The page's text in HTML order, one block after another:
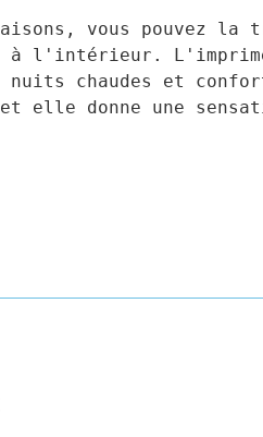
vous pouvez la
à l'intérieur.
chaudes et
elle donne une